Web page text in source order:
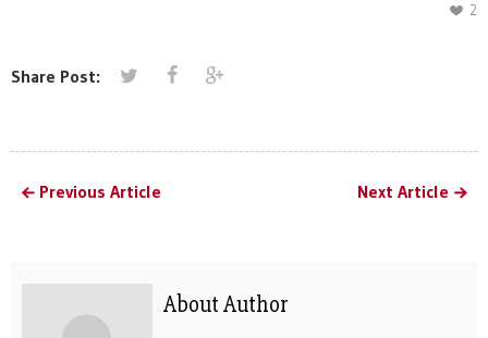
2
Share Post:
Previous Article Next Article
About Author